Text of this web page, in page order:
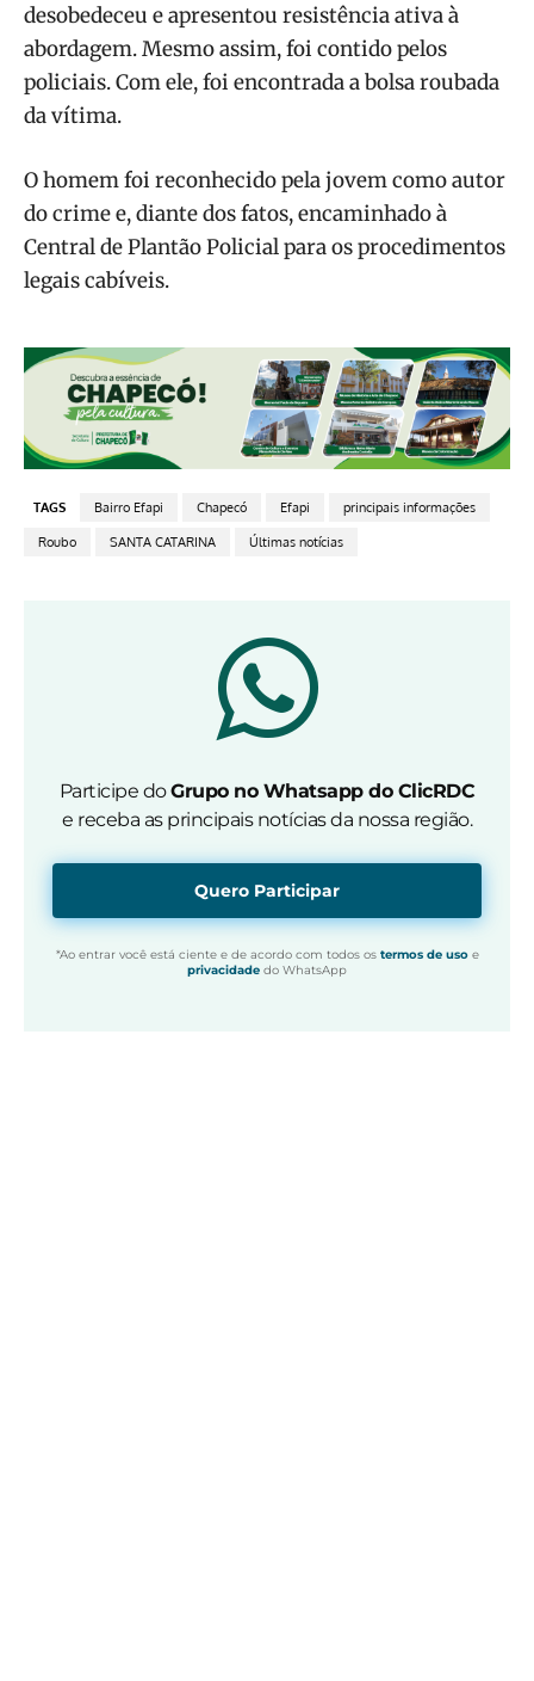
desobedeceu e apresentou resistência ativa à
abordagem. Mesmo assim, foi contido pelos
policiais. Com ele, foi encontrada a bolsa roubada
da vítima.
O homem foi reconhecido pela jovem como autor
do crime e, diante dos fatos, encaminhado à
Central de Plantão Policial para os procedimentos
legais cabíveis.
TAGS Bairro Efapi Chapecó Efapi principais informações
Roubo SANTA CATARINA Últimas notícias
Participe doGrupo no Whatsapp do ClicRDC
e receba as principais notícias da nossa região.
Quero Participar
*Ao entrar você está ciente e de acordo com todos os termos de usoe
privacidade do WhatsApp